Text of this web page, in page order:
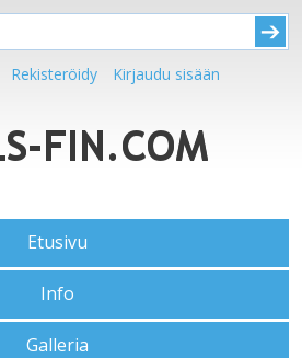
Rekisteröidy Kirjaudu sisään
Etusivu
Info
Galleria